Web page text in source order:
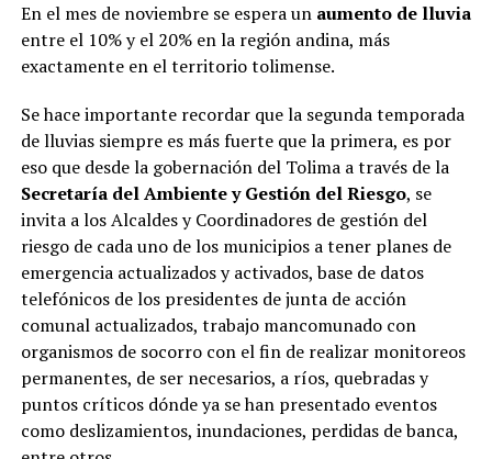
En el mes de noviembre se espera un aumento de lluvia
entre el 10% y el 20% en la región andina, más
exactamente en el territorio tolimense.
Se hace importante recordar que la segunda temporada
de lluvias siempre es más fuerte que la primera, es por
eso que desde la gobernación del Tolima a través de la
Secretaría del Ambiente y Gestión del Riesgo, se
invita a los Alcaldes y Coordinadores de gestión del
riesgo de cada uno de los municipios a tener planes de
emergencia actualizados y activados, base de datos
telefónicos de los presidentes de junta de acción
comunal actualizados, trabajo mancomunado con
organismos de socorro con el fin de realizar monitoreos
permanentes, de ser necesarios, a ríos, quebradas y
puntos críticos dónde ya se han presentado eventos
como deslizamientos, inundaciones, perdidas de banca,